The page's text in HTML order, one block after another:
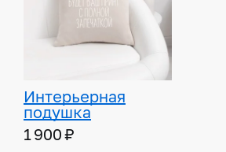
Интерьерная
подушка
1 900 ₽